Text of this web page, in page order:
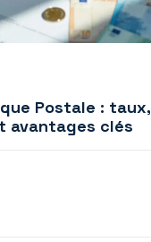
Postale : taux,
avantages clés